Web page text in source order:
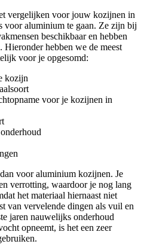
vergelijken voor jouw kozijnen in
voor aluminium te gaan. Ze zijn bij
beschikbaar en hebben
hebben we de meest
voor je opgesomd:
kozijn
voor je kozijnen in
voor aluminium kozijnen. Je
verrotting, waardoor je nog lang
het materiaal hiernaast niet
van vervelende dingen als vuil en
jaren nauwelijks onderhoud
opneemt, is het een zeer